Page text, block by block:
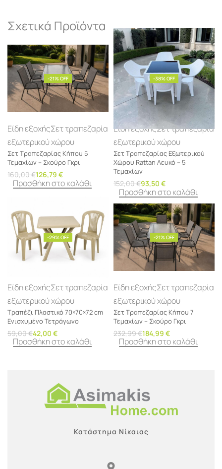
Σχετικά Προϊόντα
-21% OFF
Είδη εξοχήςΣετ τραπεζαρία
εξωτερικού χώρου
Σετ Τραπεζαρίας Κήπου 5
Τεμαχίων – Σκούρο Γκρι
160,00€126,79 €
Προσθήκη στο καλάθι
-38% OFF
Είδη εξοχήςΣετ τραπεζαρία
εξωτερικού χώρου
Σετ Τραπεζαρίας Εξωτερικού
Χώρου Rattan Λευκό – 5
Τεμαχίων
152,00€93,50 €
Προσθήκη στο καλάθι
-29% OFF
Είδη εξοχήςΣετ τραπεζαρία
εξωτερικού χώρου
Τραπέζι Πλαστικό 70×70×72 cm
Ενισχυμένο Τετράγωνο
59,00€42,00 €
Προσθήκη στο καλάθι
-21% OFF
Είδη εξοχήςΣετ τραπεζαρία
εξωτερικού χώρου
Σετ Τραπεζαρίας Κήπου 7
Τεμαχίων – Σκούρο Γκρι
232,99€184,99 €
Προσθήκη στο καλάθι
Κατάστημα Νίκαιας